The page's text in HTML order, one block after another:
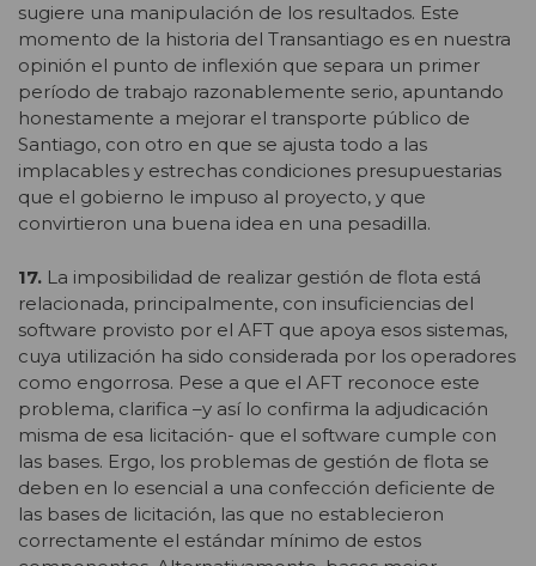
sugiere una manipulación de los resultados. Este
momento de la historia del Transantiago es en nuestra
opinión el punto de inflexión que separa un primer
período de trabajo razonablemente serio, apuntando
honestamente a mejorar el transporte público de
Santiago, con otro en que se ajusta todo a las
implacables y estrechas condiciones presupuestarias
que el gobierno le impuso al proyecto, y que
convirtieron una buena idea en una pesadilla.
17. La imposibilidad de realizar gestión de flota está
relacionada, principalmente, con insuficiencias del
software provisto por el AFT que apoya esos sistemas,
cuya utilización ha sido considerada por los operadores
como engorrosa. Pese a que el AFT reconoce este
problema, clarifica –y así lo confirma la adjudicación
misma de esa licitación- que el software cumple con
las bases. Ergo, los problemas de gestión de flota se
deben en lo esencial a una confección deficiente de
las bases de licitación, las que no establecieron
correctamente el estándar mínimo de estos